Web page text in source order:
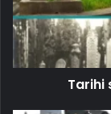
Tarihi